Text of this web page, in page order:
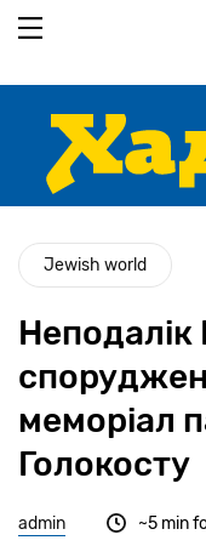
основного
Jewish world
Неподалік
меморіал
Голокосту
admin ~5 min